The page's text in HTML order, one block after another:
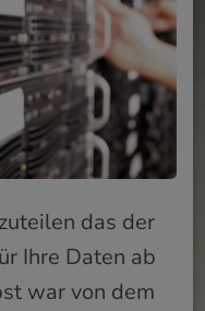
das der
Ihre Daten ab
war von dem